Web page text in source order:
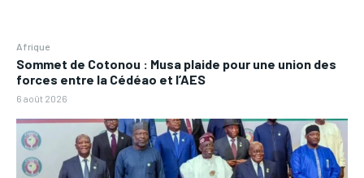
Afrique
Sommet de Cotonou : Musa plaide pour une union des
forces entre la Cédéao et l’AES
6 août 2026